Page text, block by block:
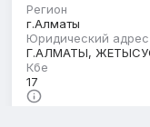
Регион
г.Алматы
Юридический адрес
Г.АЛМАТЫ,
Кбе
17